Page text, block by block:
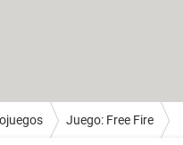
Juego: Free Fire